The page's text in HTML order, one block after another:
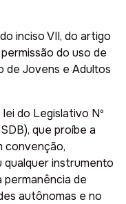
inciso VII, do artigo
do uso de
de Jovens e Adultos
do Legislativo Nº
que proíbe a
convenção,
qualquer instrumento
permanência de
autônomas e no